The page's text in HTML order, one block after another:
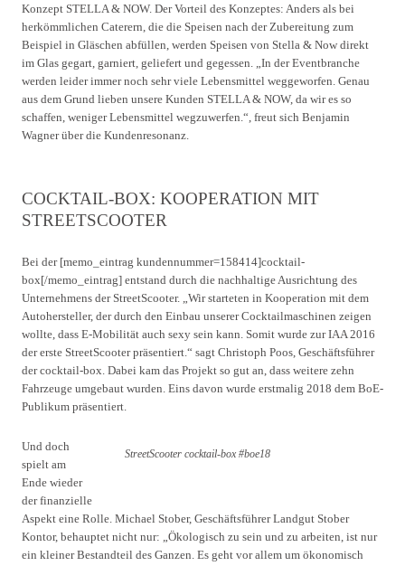
Konzept STELLA & NOW. Der Vorteil des Konzeptes: Anders als bei
herkömmlichen Caterern, die die Speisen nach der Zubereitung zum
Beispiel in Gläschen abfüllen, werden Speisen von Stella & Now direkt
im Glas gegart, garniert, geliefert und gegessen. „In der Eventbranche
werden leider immer noch sehr viele Lebensmittel weggeworfen. Genau
aus dem Grund lieben unsere Kunden STELLA & NOW, da wir es so
schaffen, weniger Lebensmittel wegzuwerfen.“, freut sich Benjamin
Wagner über die Kundenresonanz.
COCKTAIL-BOX: KOOPERATION MIT
STREETSCOOTER
Bei der [memo_eintrag kundennummer=158414]cocktail-
box[/memo_eintrag] entstand durch die nachhaltige Ausrichtung des
Unternehmens der StreetScooter. „Wir starteten in Kooperation mit dem
Autohersteller, der durch den Einbau unserer Cocktailmaschinen zeigen
wollte, dass E-Mobilität auch sexy sein kann. Somit wurde zur IAA 2016
der erste StreetScooter präsentiert.“ sagt Christoph Poos, Geschäftsführer
der cocktail-box. Dabei kam das Projekt so gut an, dass weitere zehn
Fahrzeuge umgebaut wurden. Eins davon wurde erstmalig 2018 dem BoE-
Publikum präsentiert.
StreetScooter cocktail-box #boe18
Und doch
spielt am
Ende wieder
der finanzielle
Aspekt eine Rolle. Michael Stober, Geschäftsführer Landgut Stober
Kontor, behauptet nicht nur: „Ökologisch zu sein und zu arbeiten, ist nur
ein kleiner Bestandteil des Ganzen. Es geht vor allem um ökonomisch